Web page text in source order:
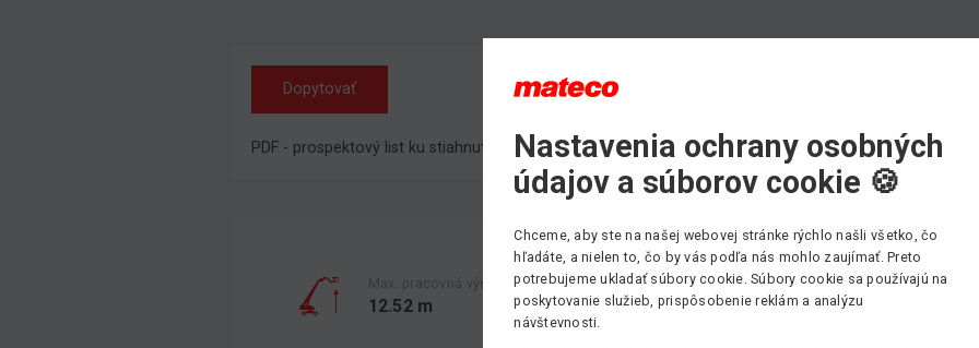
Dopytovať
PDF - prospektový list ku stiahnutiu
Max. pracovná výška
12.52 m
Min. stranový dosah
6.78 m
Min. nosnosť
Nastavenia ochrany osobných
údajov a súborov cookie 🍪
Chceme, aby ste na našej webovej stránke rýchlo našli všetko, čo
hľadáte, a nielen to, čo by vás podľa nás mohlo zaujímať. Preto
potrebujeme ukladať súbory cookie. Súbory cookie sa používajú na
poskytovanie služieb, prispôsobenie reklám a analýzu
návštevnosti.